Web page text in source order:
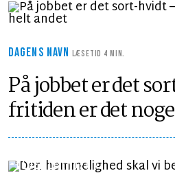
DAGENS NAVNLÆSETID 4 MIN.
På jobbet er det
fritiden er det
LEDERLÆSETID 2 MIN.